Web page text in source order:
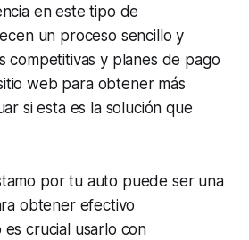
en este tipo de
un proceso sencillo y
competitivas y planes de pago
web para obtener más
si esta es la solución que
por tu auto puede ser una
obtener efectivo
crucial usarlo con